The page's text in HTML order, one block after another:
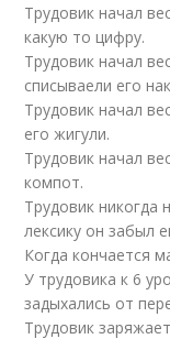
Трудовик начал
какую то цифру.
Трудовик начал
списываели его
Трудовик начал
его жигули.
Трудовик начал
компот.
Трудовик никогда
лексику он забыл
Когда кончается
У трудовика к 6
задыхались от
Трудовик